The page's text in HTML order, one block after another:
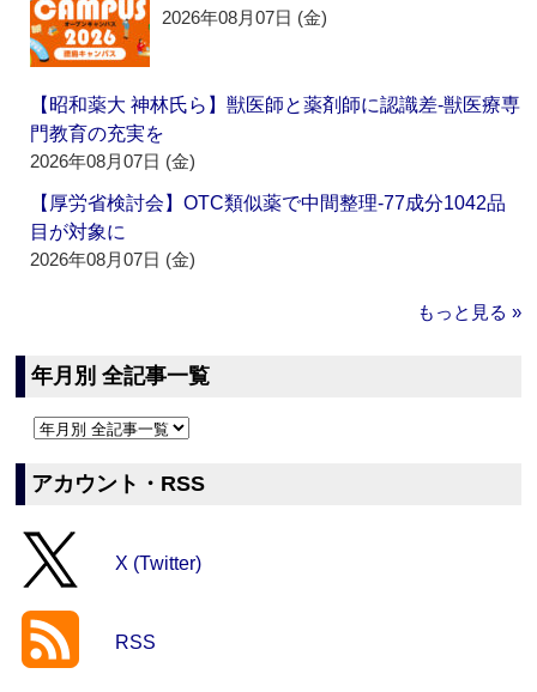
2026年08月07日 (金)
【昭和薬大 神林氏ら】獣医師と薬剤師に認識差‐獣医療専
門教育の充実を
2026年08月07日 (金)
【厚労省検討会】OTC類似薬で中間整理‐77成分1042品
目が対象に
2026年08月07日 (金)
もっと見る »
年月別 全記事一覧
アカウント・RSS
X (Twitter)
RSS